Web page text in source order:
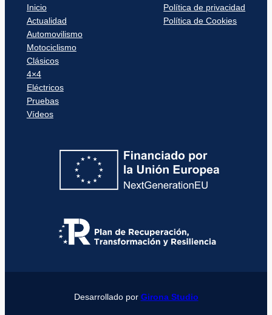
Inicio
Actualidad
Automovilismo
Motociclismo
Clásicos
4×4
Eléctricos
Pruebas
Vídeos
Política de privacidad
Política de Cookies
Desarrollado por Girona Studio